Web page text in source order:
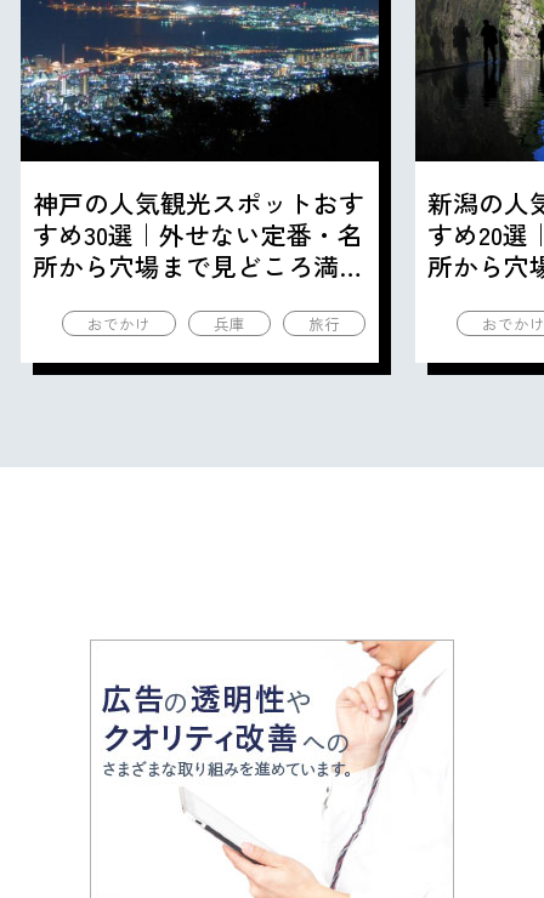
神戸の人気観光スポットおす
すめ30選｜外せない定番・名
所から穴場まで見どころ満載
おでかけ 兵庫 旅行
新潟の人
すめ20選
所から穴
おでか